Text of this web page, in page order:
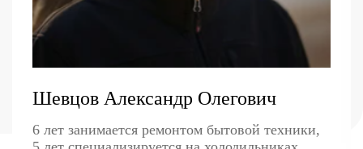
Шевцов Александр Олегович
6 лет занимается ремонтом бытовой техники,